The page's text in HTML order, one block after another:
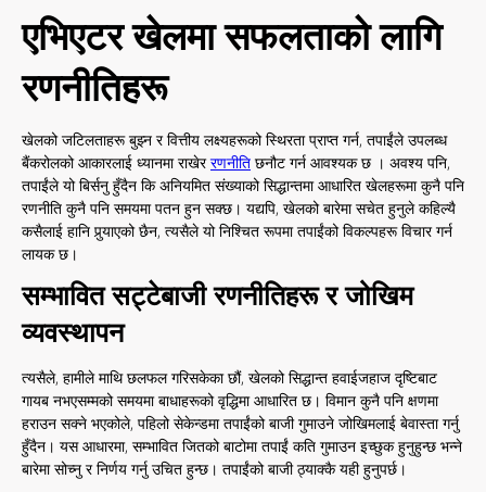
एभिएटर खेलमा सफलताको लागि
रणनीतिहरू
खेलको जटिलताहरू बुझ्न र वित्तीय लक्ष्यहरूको स्थिरता प्राप्त गर्न, तपाईंले उपलब्ध
बैंकरोलको आकारलाई ध्यानमा राखेररणनीति छनौट गर्न आवश्यक छ । अवश्य पनि,
तपाईंले यो बिर्सनु हुँदैन कि अनियमित संख्याको सिद्धान्तमा आधारित खेलहरूमा कुनै पनि
रणनीति कुनै पनि समयमा पतन हुन सक्छ। यद्यपि, खेलको बारेमा सचेत हुनुले कहिल्यै
कसैलाई हानि पुर्‍याएको छैन, त्यसैले यो निश्चित रूपमा तपाईंको विकल्पहरू विचार गर्न
लायक छ।
सम्भावित सट्टेबाजी रणनीतिहरू र जोखिम
व्यवस्थापन
त्यसैले, हामीले माथि छलफल गरिसकेका छौं, खेलको सिद्धान्त हवाईजहाज दृष्टिबाट
गायब नभएसम्मको समयमा बाधाहरूको वृद्धिमा आधारित छ। विमान कुनै पनि क्षणमा
हराउन सक्ने भएकोले, पहिलो सेकेन्डमा तपाईंको बाजी गुमाउने जोखिमलाई बेवास्ता गर्नु
हुँदैन। यस आधारमा, सम्भावित जितको बाटोमा तपाईं कति गुमाउन इच्छुक हुनुहुन्छ भन्ने
बारेमा सोच्नु र निर्णय गर्नु उचित हुन्छ। तपाईंको बाजी ठ्याक्कै यही हुनुपर्छ।